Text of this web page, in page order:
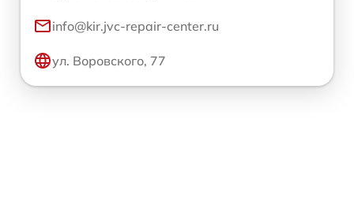
info@kir.jvc-repair-center.ru
ул. Воровского, 77